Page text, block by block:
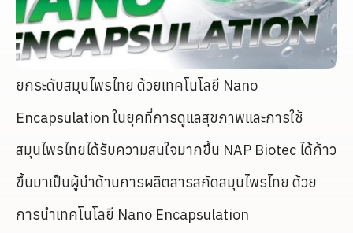
ยกระดับสมุนไพรไทย ด้วยเทคโนโลยี Nano
Encapsulation ในยุคที่การดูแลสุขภาพและการใช้
สมุนไพรไทยได้รับความสนใจมากขึ้น NAP Biotec ได้ก้าว
ขึ้นมาเป็นผู้นำด้านการผลิตสารสกัดสมุนไพรไทย ด้วย
การนำเทคโนโลยี Nano Encapsulation